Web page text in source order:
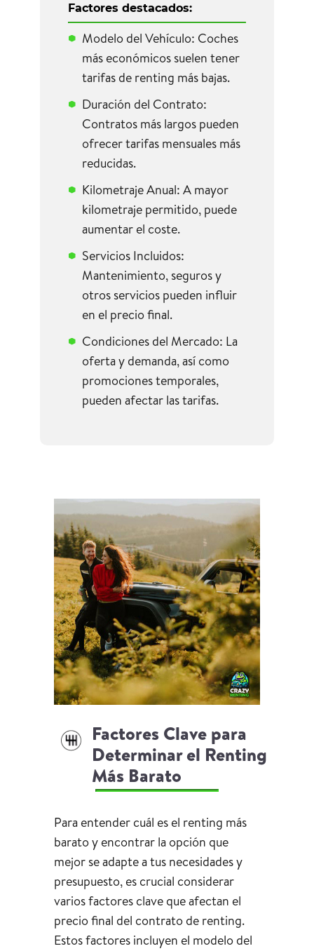
Factores destacados:
Modelo del Vehículo: Coches
más económicos suelen tener
tarifas de renting más bajas.
Duración del Contrato:
Contratos más largos pueden
ofrecer tarifas mensuales más
reducidas.
Kilometraje Anual: A mayor
kilometraje permitido, puede
aumentar el coste.
Servicios Incluidos:
Mantenimiento, seguros y
otros servicios pueden influir
en el precio final.
Condiciones del Mercado: La
oferta y demanda, así como
promociones temporales,
pueden afectar las tarifas.
Factores Clave para
Determinar el Renting
Más Barato
Para entender cuál es el renting más
barato y encontrar la opción que
mejor se adapte a tus necesidades y
presupuesto, es crucial considerar
varios factores clave que afectan el
precio final del contrato de renting.
Estos factores incluyen el modelo del